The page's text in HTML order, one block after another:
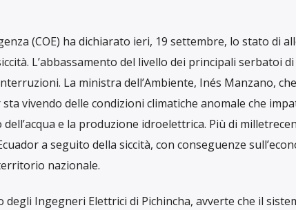
lacrisi energeticadovuta alla peggiore
ha annunciato che, settimana prossima, ci
in modo responsabile il controllo del sistema elettrico”